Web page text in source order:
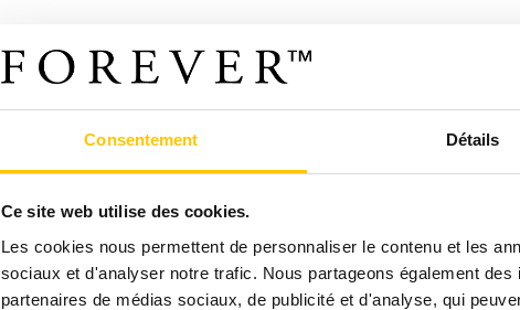
Consentement Détails
Ce site web utilise des cookies.
Les cookies nous permettent de personnaliser le contenu et les
sociaux et d'analyser notre trafic. Nous partageons également
partenaires de médias sociaux, de publicité et d'analyse, qui